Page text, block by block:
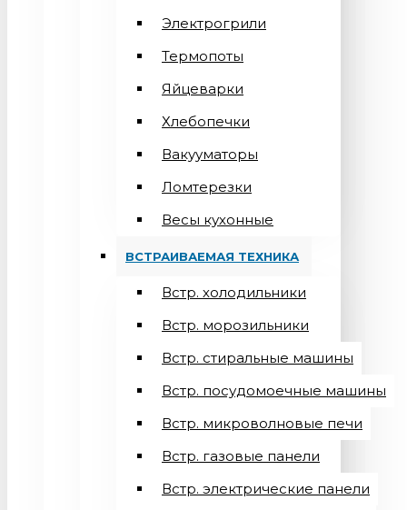
Электрогрили
Термопоты
Яйцеварки
Хлебопечки
Вакууматоры
Ломтерезки
Весы кухонные
ВСТРАИВАЕМАЯ ТЕХНИКА
Встр. холодильники
Встр. морозильники
Встр. стиральные машины
Встр. посудомоечные машины
Встр. микроволновые печи
Встр. газовые панели
Встр. электрические панели